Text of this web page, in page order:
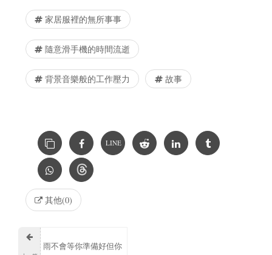
家居服裡的無所事事
隨意滑手機的時間流逝
背景音樂般的工作壓力 故事
LINE
其他(0)
雨不會等你準備好但你